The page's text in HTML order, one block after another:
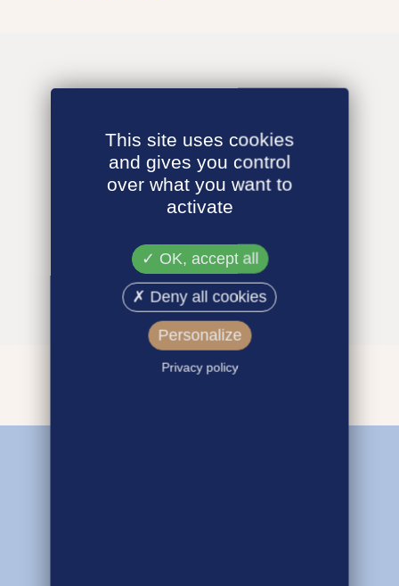
This site uses cookies
and gives you control
over what you want to
activate
OK, accept all
Deny all cookies
Personalize
Privacy policy